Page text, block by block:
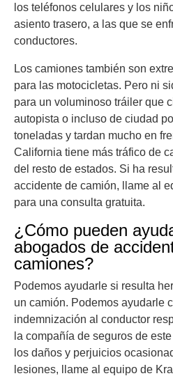
los teléfonos celulares y los
asiento trasero, a las que se
conductores.
Los camiones también son
para las motocicletas. Pero ni
para un voluminoso tráiler que
autopista o incluso de ciudad
toneladas y tardan mucho en
California tiene más tráfico de
del resto de estados. Si ha
accidente de camión, llame al
para una consulta gratuita.
¿Cómo pueden
abogados de
camiones?
Podemos ayudarle si resulta
un camión. Podemos ayudarle
indemnización al conductor
la compañía de seguros de
los daños y perjuicios
lesiones, llame al equipo de